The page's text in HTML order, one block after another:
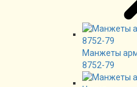
Манжеты
8752-79